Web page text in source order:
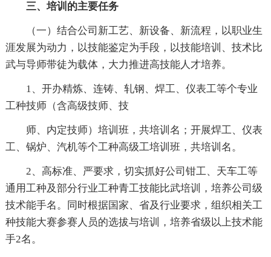
三、培训的主要任务
（一）结合公司新工艺、新设备、新流程，以职业生
涯发展为动力，以技能鉴定为手段，以技能培训、技术比
武与导师带徒为载体，大力推进高技能人才培养。
1、开办精炼、连铸、轧钢、焊工、仪表工等个专业
工种技师（含高级技师、技
师、内定技师）培训班，共培训名；开展焊工、仪表
工、锅炉、汽机等个工种高级工培训班，共培训名。
2、高标准、严要求，切实抓好公司钳工、天车工等
通用工种及部分行业工种青工技能比武培训，培养公司级
技术能手名。同时根据国家、省及行业要求，组织相关工
种技能大赛参赛人员的选拔与培训，培养省级以上技术能
手2名。